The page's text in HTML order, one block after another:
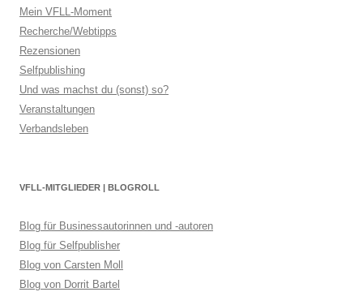
Mein VFLL-Moment
Recherche/Webtipps
Rezensionen
Selfpublishing
Und was machst du (sonst) so?
Veranstaltungen
Verbandsleben
VFLL-MITGLIEDER | BLOGROLL
Blog für Businessautorinnen und -autoren
Blog für Selfpublisher
Blog von Carsten Moll
Blog von Dorrit Bartel